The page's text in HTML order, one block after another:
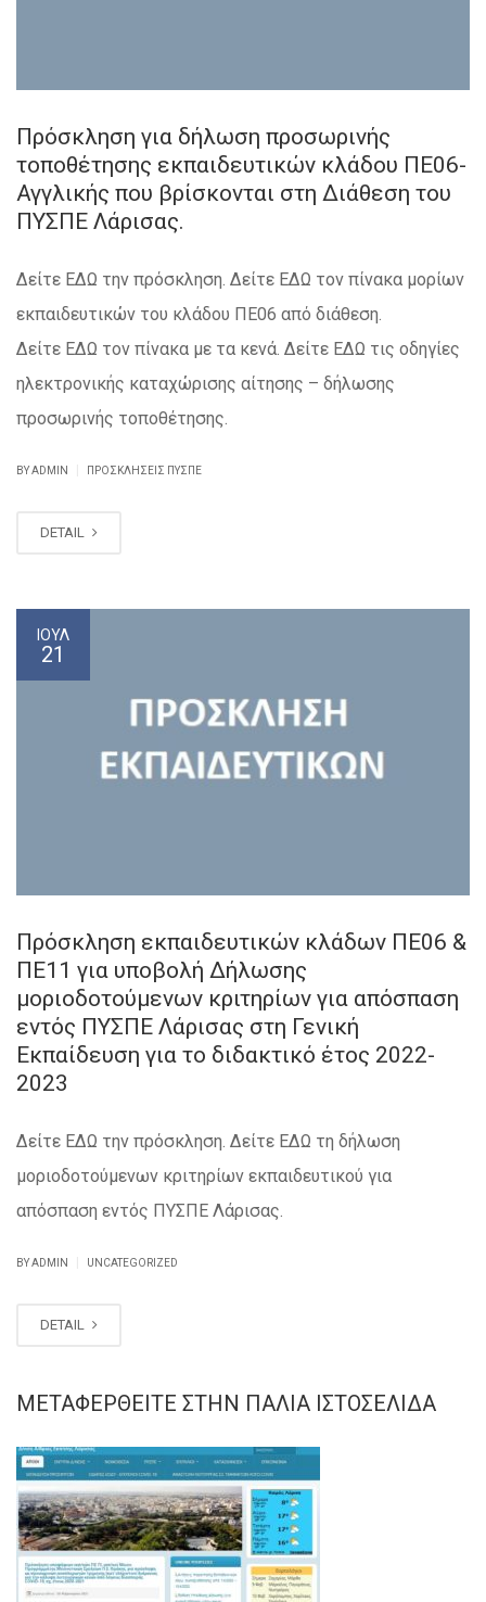
Πρόσκληση για δήλωση προσωρινής
τοποθέτησης εκπαιδευτικών κλάδου ΠΕ06-
Αγγλικής που βρίσκονται στη Διάθεση του
ΠΥΣΠΕ Λάρισας.
Δείτε ΕΔΩ την πρόσκληση. Δείτε ΕΔΩ τον πίνακα μορίων
εκπαιδευτικών του κλάδου ΠΕ06 από διάθεση.
Δείτε ΕΔΩ τον πίνακα με τα κενά. Δείτε ΕΔΩ τις οδηγίες
ηλεκτρονικής καταχώρισης αίτησης – δήλωσης
προσωρινής τοποθέτησης.
BY ADMIN ΠΡΟΣΚΛΉΣΕΙΣ ΠΥΣΠΕ
DETAIL
ΙΟΎΛ
21
Πρόσκληση εκπαιδευτικών κλάδων ΠΕ06 &
ΠΕ11 για υποβολή Δήλωσης
μοριοδοτούμενων κριτηρίων για απόσπαση
εντός ΠΥΣΠΕ Λάρισας στη Γενική
Εκπαίδευση για το διδακτικό έτος 2022-
2023
Δείτε ΕΔΩ την πρόσκληση. Δείτε ΕΔΩ τη δήλωση
μοριοδοτούμενων κριτηρίων εκπαιδευτικού για
απόσπαση εντός ΠΥΣΠΕ Λάρισας.
BY ADMIN UNCATEGORIZED
DETAIL
ΜΕΤΑΦΕΡΘΕΊΤΕ ΣΤΗΝ ΠΑΛΙΆ ΙΣΤΟΣΕΛΊΔΑ